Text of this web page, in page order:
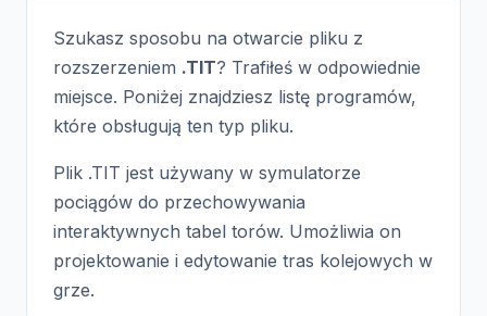
Szukasz sposobu na otwarcie pliku z
rozszerzeniem .TIT? Trafiłeś w odpowiednie
miejsce. Poniżej znajdziesz listę programów,
które obsługują ten typ pliku.
Plik .TIT jest używany w symulatorze
pociągów do przechowywania
interaktywnych tabel torów. Umożliwia on
projektowanie i edytowanie tras kolejowych w
grze.